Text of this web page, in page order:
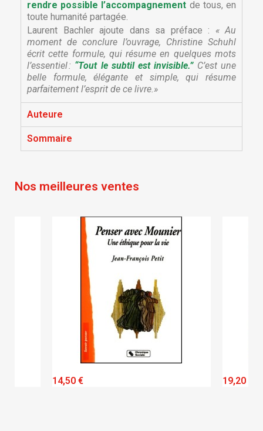
Ajouter à ma liste d'envies ×
add_circle_outline Créer une nouvelle liste
Créer une liste d'envies
Nom de la liste d'envies
Connexion ×
Vous devez être connecté pour ajouter des produits
rendre possible l’accompagnement de tous, en
toute humanité partagée.
Laurent Bachler ajoute dans sa préface : « Au
moment de conclure l’ouvrage, Christine Schuhl
écrit cette formule, qui résume en quelques mots
l’essentiel : “Tout le subtil est invisible.”C’est une
belle formule, élégante et simple, qui résume
parfaitement l’esprit de ce livre.»
Auteure
Sommaire
Nos meilleures ventes
14,50 € 19,20 €